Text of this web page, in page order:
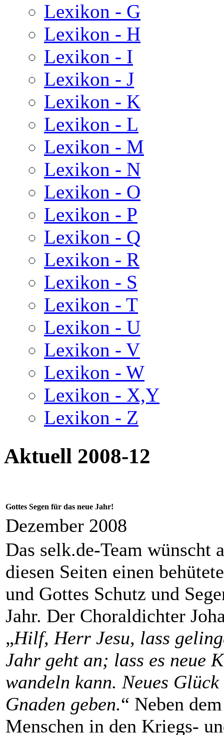
Lexikon - G
Lexikon - H
Lexikon - I
Lexikon - J
Lexikon - K
Lexikon - L
Lexikon - M
Lexikon - N
Lexikon - O
Lexikon - P
Lexikon - Q
Lexikon - R
Lexikon - S
Lexikon - T
Lexikon - U
Lexikon - V
Lexikon - W
Lexikon - X,Y
Lexikon - Z
Aktuell 2008-12
Gottes Segen für das neue Jahr!
Dezember 2008
Das selk.de-Team wünscht
diesen Seiten einen
und Gottes Schutz und
Jahr. Der Choraldichter
„Hilf, Herr Jesu, lass
Jahr geht an; lass es neue
wandeln kann. Neues
Gnaden geben.“ Neben
Menschen in den Kriegs-